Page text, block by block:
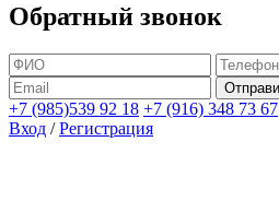
Обратный звонок
+7 (985)539 92 18 +7 (916) 348 73 67
Вход / Регистрация